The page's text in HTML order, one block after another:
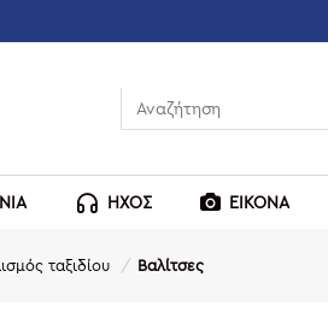
ΗΧΟΣ ΕΙΚΟΝΑ
ταξιδίου Βαλίτσες